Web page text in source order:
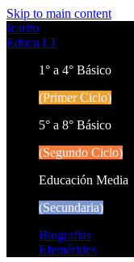
Skip to main content
Icarito
Educa LT
1° a 4° Básico
(Primer Ciclo)
5° a 8° Básico
(Segundo Ciclo)
Educación Media
(Secundaria)
Biografías
Efemérides